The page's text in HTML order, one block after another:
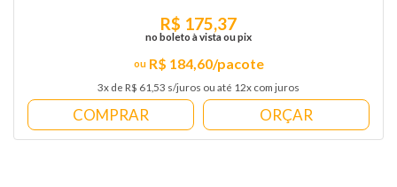
R$ 184,60/pacote
3x de R$ 61,53 s/juros ou até 12x com juros
R$ 175,37
no boleto à vista ou pix
ORÇAR
COMPRAR